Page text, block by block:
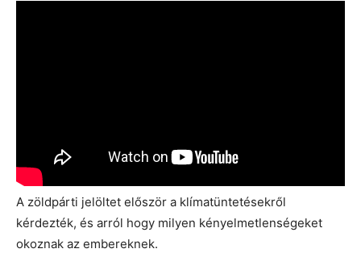
A zöldpárti jelöltet először a klímatüntetésekről
kérdezték, és arról hogy milyen kényelmetlenségeket
okoznak az embereknek.